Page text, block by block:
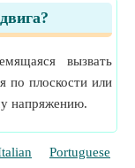
вызвать
по плоскости или
напряжению.
Portuguese